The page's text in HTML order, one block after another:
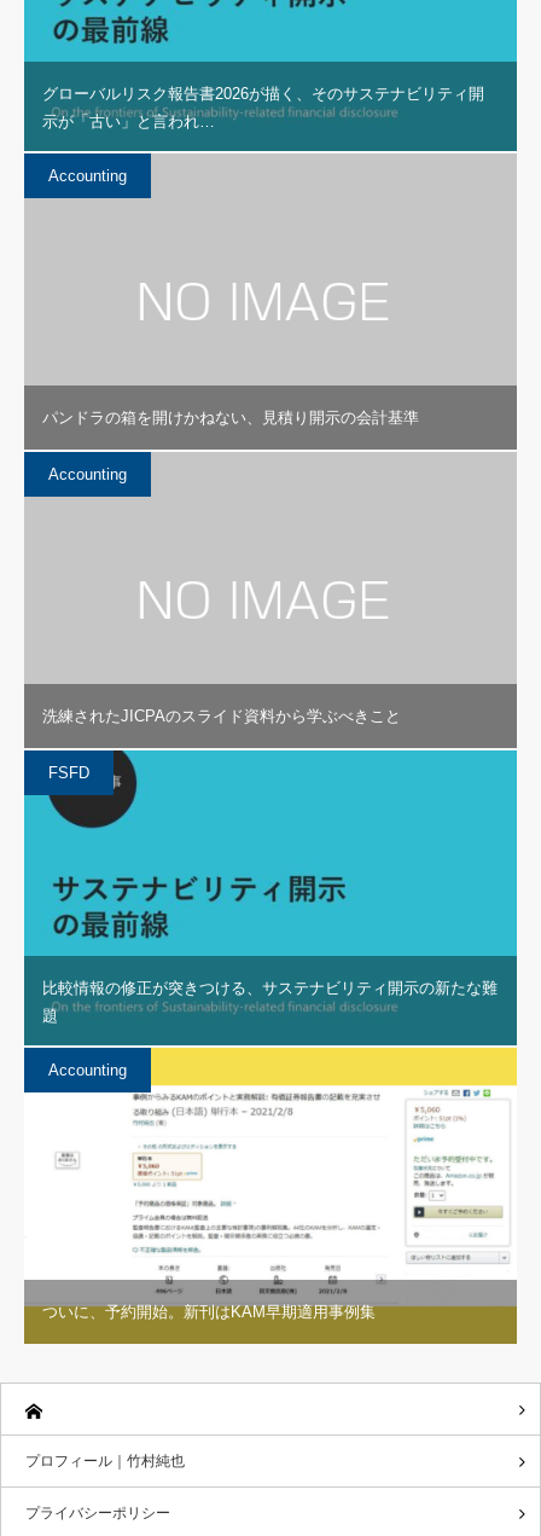
グローバルリスク報告書2026が描く、そのサステナビリティ開
示が「古い」と言われ…
Accounting
パンドラの箱を開けかねない、見積り開示の会計基準
Accounting
洗練されたJICPAのスライド資料から学ぶべきこと
FSFD
比較情報の修正が突きつける、サステナビリティ開示の新たな難
題
Accounting
ついに、予約開始。新刊はKAM早期適用事例集
プロフィール｜竹村純也
プライバシーポリシー